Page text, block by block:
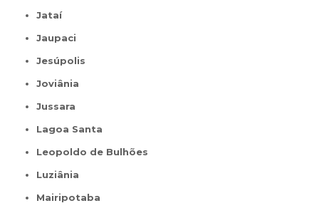
Jataí
Jaupaci
Jesúpolis
Joviânia
Jussara
Lagoa Santa
Leopoldo de Bulhões
Luziânia
Mairipotaba